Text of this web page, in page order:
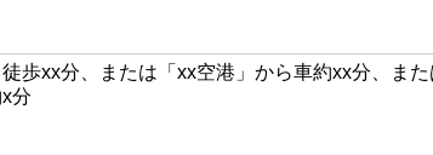
歩xx分、または「xx空港」から車約xx分、ま
分